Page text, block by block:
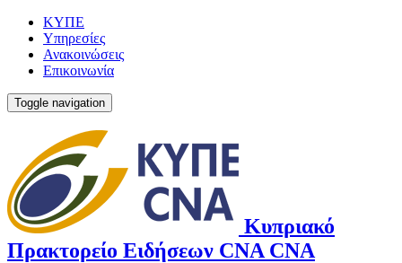
ΚΥΠΕ
Υπηρεσίες
Ανακοινώσεις
Επικοινωνία
Toggle navigation
Κυπριακό
Πρακτορείο Ειδήσεων CNA CNA